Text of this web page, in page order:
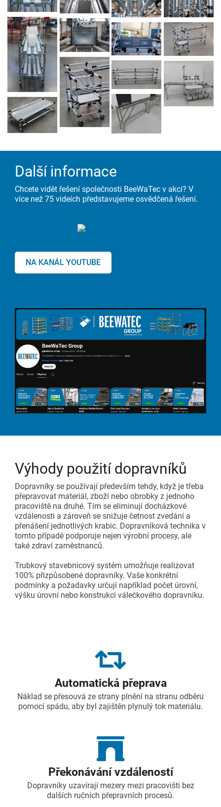
Další informace
Chcete vidět řešení společnosti BeeWaTec v akci? V
více než 75 videích představujeme osvědčená řešení.
NA KANÁL YOUTUBE
Výhody použití dopravníků
Dopravníky se používají především tehdy, když je třeba
přepravovat materiál, zboží nebo obrobky z jednoho
pracoviště na druhé. Tím se eliminují docházkové
vzdálenosti a zároveň se snižuje četnost zvedání a
přenášení jednotlivých krabic. Dopravníková technika v
tomto případě podporuje nejen výrobní procesy, ale
také zdraví zaměstnanců.
Trubkový stavebnicový systém umožňuje realizovat
100% přizpůsobené dopravníky. Vaše konkrétní
podmínky a požadavky určují například počet úrovní,
výšku úrovní nebo konstrukci válečkového dopravníku.
Automatická přeprava
Náklad se přesouvá ze strany plnění na stranu odběru
pomocí spádu, aby byl zajištěn plynulý tok materiálu.
Překonávání vzdáleností
Dopravníky uzavírají mezery mezi pracovišti bez
dalších ručních přepravních procesů.